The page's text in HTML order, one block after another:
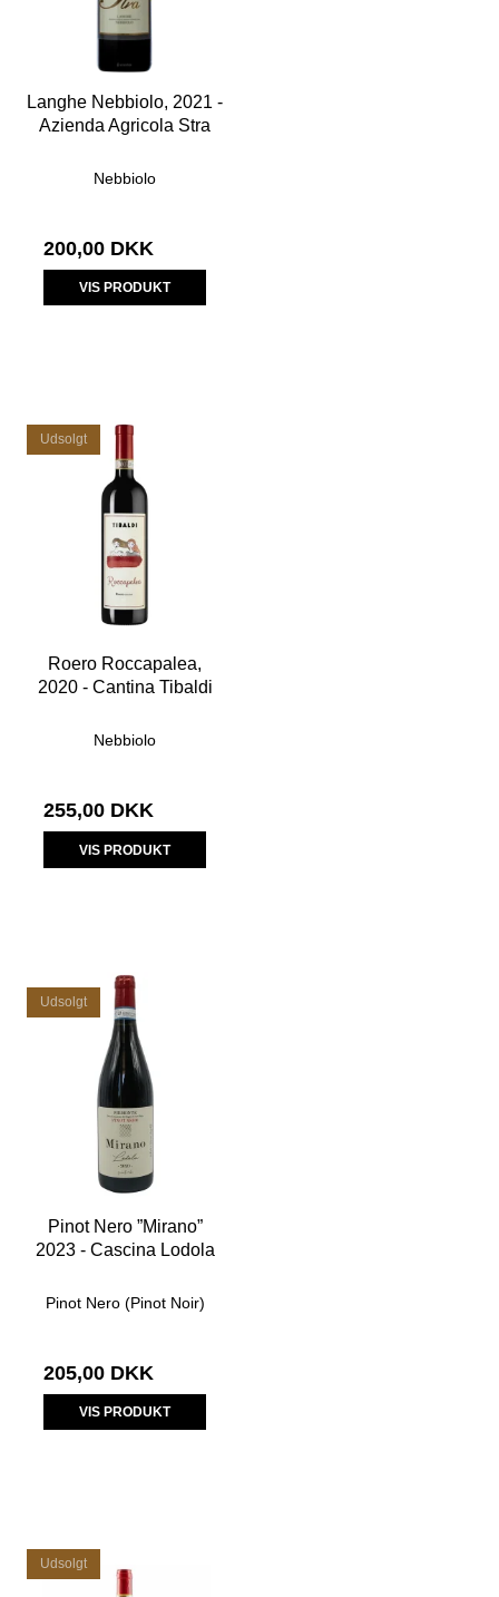
Langhe Nebbiolo, 2021 -
Azienda Agricola Stra
Nebbiolo
200,00 DKK
VIS PRODUKT
Udsolgt
Roero Roccapalea,
2020 - Cantina Tibaldi
Nebbiolo
255,00 DKK
VIS PRODUKT
Udsolgt
Pinot Nero ”Mirano”
2023 - Cascina Lodola
Pinot Nero (Pinot Noir)
205,00 DKK
VIS PRODUKT
Udsolgt